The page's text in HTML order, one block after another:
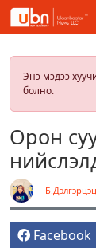
Энэ мэдээ
болно.
Орон
Facebook